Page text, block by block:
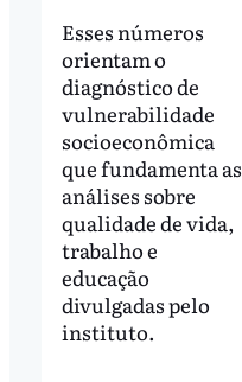
Esses números
orientam o
diagnóstico de
vulnerabilidade
socioeconômica
que fundamenta as
análises sobre
qualidade de vida,
trabalho e
educação
divulgadas pelo
instituto.